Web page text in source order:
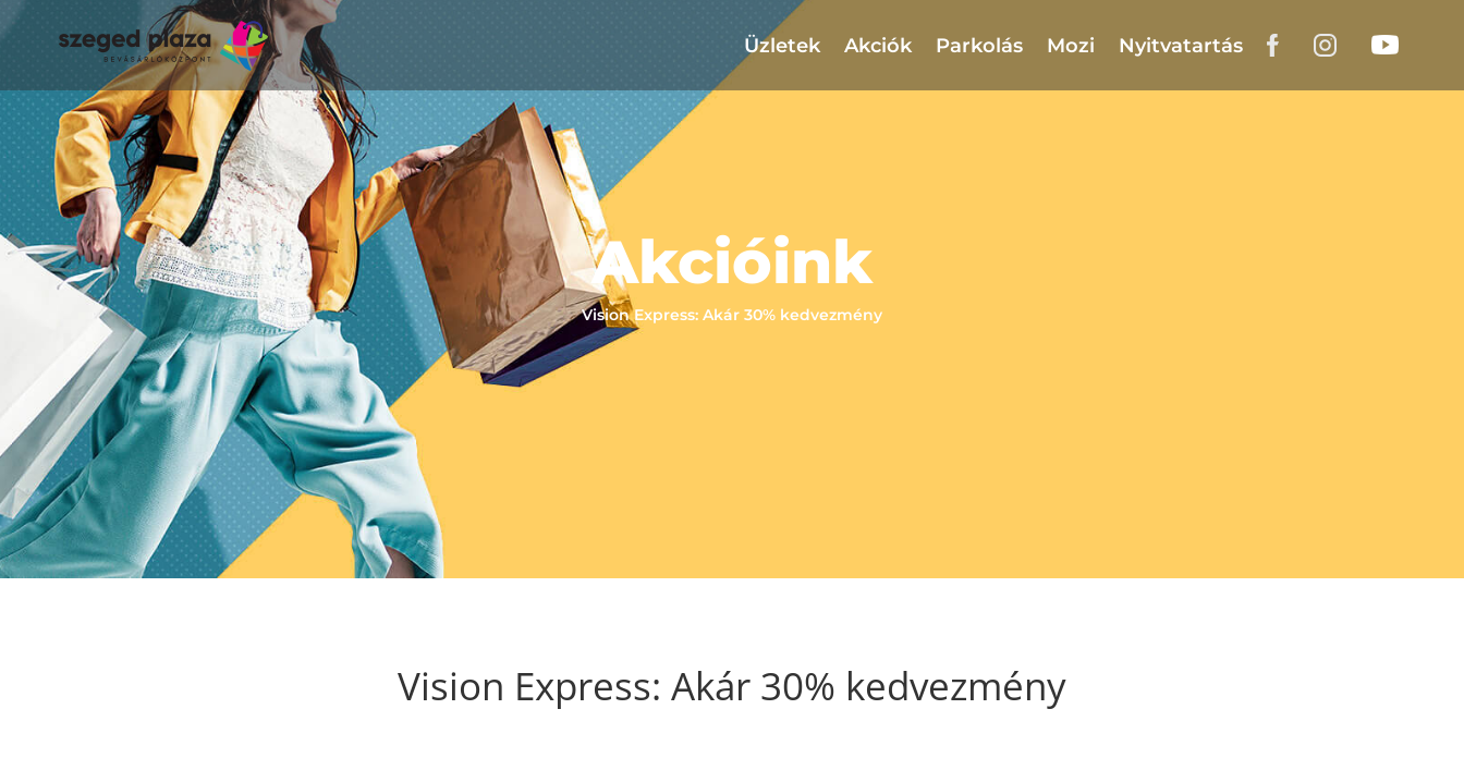
Üzletek Akciók Parkolás Mozi Nyitvatartás
Akcióink
Vision Express: Akár 30% kedvezmény
Vision Express: Akár 30% kedvezmény